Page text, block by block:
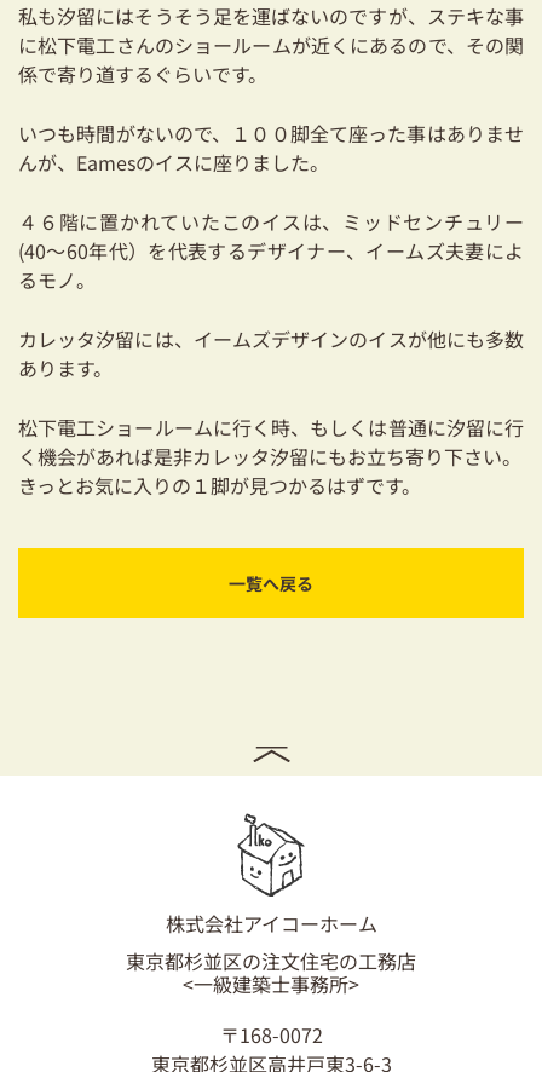
私も汐留にはそうそう足を運ばないのですが、ステキな事
に松下電工さんのショールームが近くにあるので、その関
係で寄り道するぐらいです。
いつも時間がないので、１００脚全て座った事はありませ
んが、Eamesのイスに座りました。
４６階に置かれていたこのイスは、ミッドセンチュリー
(40～60年代）を代表するデザイナー、イームズ夫妻によ
るモノ。
カレッタ汐留には、イームズデザインのイスが他にも多数
あります。
松下電工ショールームに行く時、もしくは普通に汐留に行
く機会があれば是非カレッタ汐留にもお立ち寄り下さい。
きっとお気に入りの１脚が見つかるはずです。
一覧へ戻る
株式会社アイコーホーム
東京都杉並区の注文住宅の工務店
<一級建築士事務所>
〒168-0072
東京都杉並区高井戸東3-6-3